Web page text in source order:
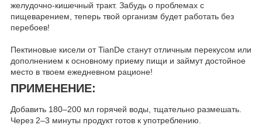
желудочно-кишечный тракт. Забудь о проблемах с
пищеварением, теперь твой организм будет работать без
перебоев!
Пектиновые кисели от TianDe станут отличным перекусом или
дополнением к основному приему пищи и займут достойное
место в твоем ежедневном рационе!
ПРИМЕНЕНИЕ:
Добавить 180–200 мл горячей воды, тщательно размешать.
Через 2–3 минуты продукт готов к употреблению.